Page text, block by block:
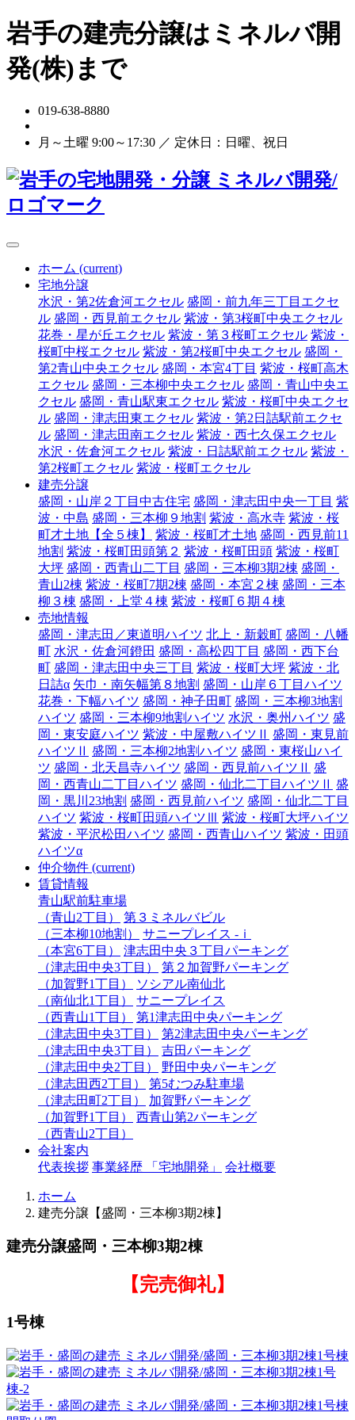
岩手の建売分譲はミネルバ開
発(株)まで
019-638-8880
月～土曜 9:00～17:30 ／ 定休日：日曜、祝日
ホーム (current)
宅地分譲
水沢・第2佐倉河エクセル 盛岡・前九年三丁目エクセ
ル 盛岡・西見前エクセル 紫波・第3桜町中央エクセル
花巻・星が丘エクセル 紫波・第３桜町エクセル 紫波・
桜町中桜エクセル 紫波・第2桜町中央エクセル 盛岡・
第2青山中央エクセル 盛岡・本宮4丁目 紫波・桜町高木
エクセル 盛岡・三本柳中央エクセル 盛岡・青山中央エ
クセル 盛岡・青山駅東エクセル 紫波・桜町中央エクセ
ル 盛岡・津志田東エクセル 紫波・第2日詰駅前エクセ
ル 盛岡・津志田南エクセル 紫波・西七久保エクセル
水沢・佐倉河エクセル 紫波・日詰駅前エクセル 紫波・
第2桜町エクセル 紫波・桜町エクセル
建売分譲
盛岡・山岸２丁目中古住宅 盛岡・津志田中央一丁目 紫
波・中島 盛岡・三本柳９地割 紫波・高水寺 紫波・桜
町才土地【全５棟】
紫波・桜町才土地 盛岡・西見前11
地割 紫波・桜町田頭第２ 紫波・桜町田頭 紫波・桜町
大坪 盛岡・西青山二丁目 盛岡・三本柳3期2棟 盛岡・
青山2棟 紫波・桜町7期2棟 盛岡・本宮２棟 盛岡・三本
柳３棟 盛岡・上堂４棟 紫波・桜町６期４棟
売地情報
盛岡・津志田／東道明ハイツ 北上・新穀町 盛岡・八幡
町 水沢・佐倉河鐙田 盛岡・高松四丁目 盛岡・西下台
町 盛岡・津志田中央三丁目 紫波・桜町大坪 紫波・北
日詰α 矢巾・南矢幅第８地割 盛岡・山岸６丁目ハイツ
花巻・下幅ハイツ 盛岡・神子田町 盛岡・三本柳3地割
ハイツ 盛岡・三本柳9地割ハイツ 水沢・奥州ハイツ 盛
岡・東安庭ハイツ 紫波・中屋敷ハイツⅡ 盛岡・東見前
ハイツⅡ 盛岡・三本柳2地割ハイツ 盛岡・東桜山ハイ
ツ 盛岡・北天昌寺ハイツ 盛岡・西見前ハイツⅡ 盛
岡・西青山二丁目ハイツ 盛岡・仙北二丁目ハイツⅡ 盛
岡・黒川23地割 盛岡・西見前ハイツ 盛岡・仙北二丁目
ハイツ 紫波・桜町田頭ハイツⅢ 紫波・桜町大坪ハイツ
紫波・平沢松田ハイツ 盛岡・西青山ハイツ 紫波・田頭
ハイツα
仲介物件 (current)
賃貸情報
青山駅前駐車場
（青山2丁目）
第３ミネルバビル
（三本柳10地割）
サニープレイス -ｉ
（本宮6丁目）
津志田中央３丁目パーキング
（津志田中央3丁目）
第２加賀野パーキング
（加賀野1丁目）
ソシアル南仙北
（南仙北1丁目）
サニープレイス
（西青山1丁目）
第1津志田中央パーキング
（津志田中央3丁目）
第2津志田中央パーキング
（津志田中央3丁目）
吉田パーキング
（津志田中央2丁目）
野田中央パーキング
（津志田西2丁目）
第5むつみ駐車場
（津志田町2丁目）
加賀野パーキング
（加賀野1丁目）
西青山第2パーキング
（西青山2丁目）
会社案内
代表挨拶 事業経歴 「宅地開発」 会社概要
ホーム
建売分譲【盛岡・三本柳3期2棟】
建売分譲盛岡・三本柳3期2棟
【完売御礼】
1号棟